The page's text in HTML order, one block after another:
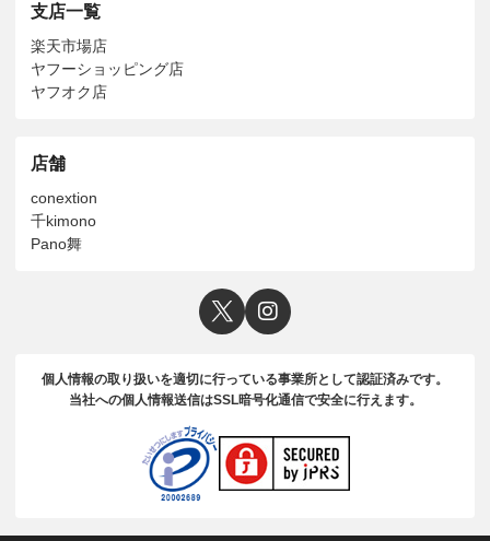
支店一覧
楽天市場店
ヤフーショッピング店
ヤフオク店
店舗
conextion
千kimono
Pano舞
個人情報の取り扱いを適切に行っている事業所として認証済みです。
当社への個人情報送信はSSL暗号化通信で安全に行えます。